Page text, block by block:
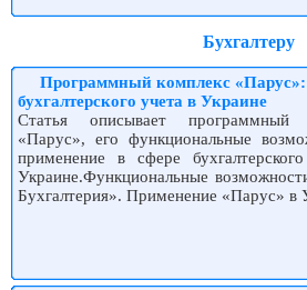
Бухгалтеру
Программный комплекс «Парус»:
бухгалтерского учета в Украине
Статья описывает программный
«Парус», его функциональные
применение в сфере
Украине.Функциональные
Бухгалтерия». Применение «Парус» в